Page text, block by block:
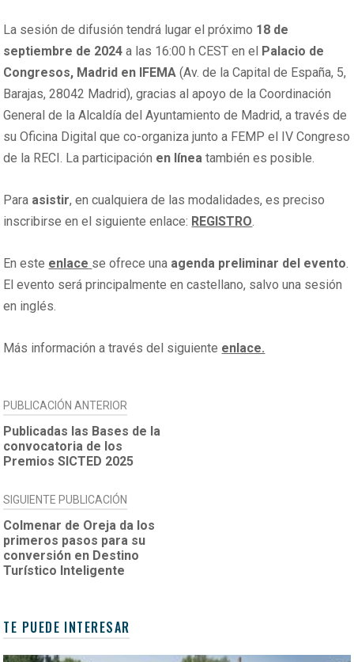
La sesión de difusión tendrá lugar el próximo 18 de
septiembre de 2024 a las 16:00 h CEST en el
Palacio de
Congresos, Madrid en IFEMA (Av. de la Capital de España, 5,
Barajas, 28042 Madrid), gracias al apoyo de la Coordinación
General de la Alcaldía del Ayuntamiento de Madrid, a través de
su Oficina Digital que co-organiza junto a FEMP el IV Congreso
de la RECI. La participación en línea también es posible.
Para asistir, en cualquiera de las modalidades, es preciso
inscribirse en el siguiente enlace: REGISTRO.
En este enlace se ofrece una agenda preliminar del evento.
El evento será principalmente en castellano, salvo una sesión
en inglés.
Más información a través del siguiente enlace.
NAVEGACIÓN
DE
ENTRADAS
PUBLICACIÓN ANTERIOR
Publicadas las Bases de la
convocatoria de los
Premios SICTED 2025
SIGUIENTE PUBLICACIÓN
Colmenar de Oreja da los
primeros pasos para su
conversión en Destino
Turístico Inteligente
TE PUEDE INTERESAR